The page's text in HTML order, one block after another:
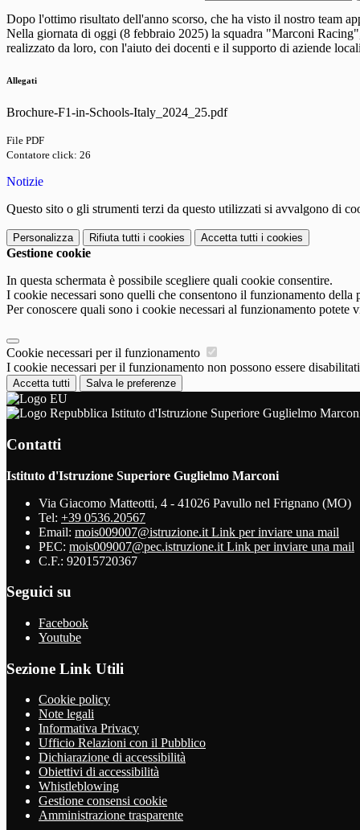
Dopo l'ottimo risultato dell'anno scorso, che ha visto il nostro team
Nella giornata di oggi (8 febbraio 2025) la squadra "Marconi
realizzato da loro, con l'aiuto dei docenti e il supporto di aziende
Allegati
Brochure-F1-in-Schools-Italy_2024_25.pdf
File PDF
Contatore click: 26
Notizie
Questo sito o gli strumenti terzi da questo utilizzati si avvalgono di
Personalizza Rifiuta tutti i cookies Accetta tutti i cookies
Gestione cookie
In questa schermata è possibile scegliere quali cookie consentire.
I cookie necessari sono quelli che consentono il funzionamento
Per conoscere quali sono i cookie necessari al funzionamento potete
Cookie necessari per il funzionamento
I cookie necessari per il funzionamento non possono essere
Accetta tutti Salva le preferenze
Istituto d'Istruzione Superiore Guglielmo
Contatti
Istituto d'Istruzione Superiore Guglielmo Marconi
Via Giacomo Matteotti, 4 - 41026 Pavullo nel Frignano (MO)
Tel: +39 0536.20567
Email: mois009007@istruzione.it Link per inviare una mail
PEC: mois009007@pec.istruzione.it Link per inviare una mail
C.F.: 92015720367
Seguici su
Facebook
Youtube
Sezione Link Utili
Cookie policy
Note legali
Informativa Privacy
Ufficio Relazioni con il Pubblico
Dichiarazione di accessibilità
Obiettivi di accessibilità
Whistleblowing
Gestione consensi cookie
Amministrazione trasparente